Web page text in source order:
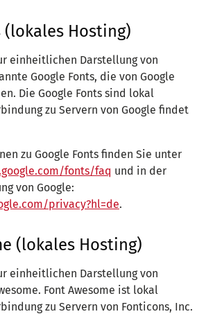
(lokales Hosting)
einheitlichen Darstellung von
Google Fonts, die von Google
Die Google Fonts sind lokal
zu Servern von Google findet
zu Google Fonts finden Sie unter
fonts/faq und in der
von Google:
privacy?hl=de.
(lokales Hosting)
einheitlichen Darstellung von
Font Awesome ist lokal
zu Servern von Fonticons, Inc.